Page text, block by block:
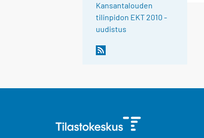
Kansantalouden
tilinpidon EKT 2010 -
uudistus